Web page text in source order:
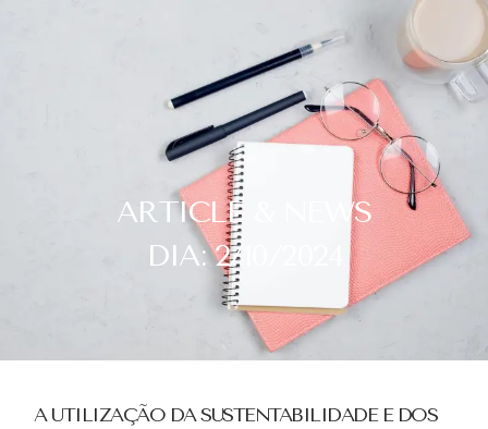
ARTICLE & NEWS
DIA: 2/10/2024
A UTILIZAÇÃO DA SUSTENTABILIDADE E DOS